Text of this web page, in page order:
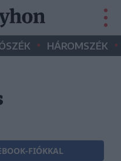
• HÁROMSZÉK •
FIÓKKAL